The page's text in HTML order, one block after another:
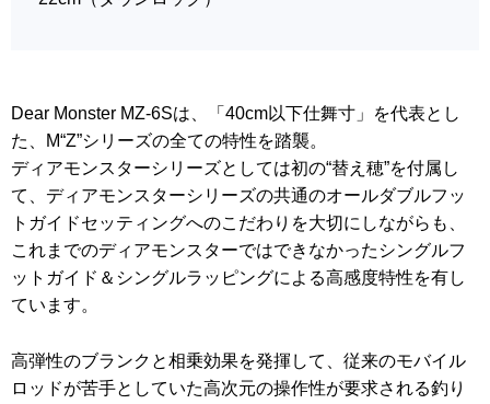
Dear Monster MZ-6Sは、「40cm以下仕舞寸」を代表とし
た、M“Z”シリーズの全ての特性を踏襲。
ディアモンスターシリーズとしては初の“替え穂”を付属し
て、ディアモンスターシリーズの共通のオールダブルフッ
トガイドセッティングへのこだわりを大切にしながらも、
これまでのディアモンスターではできなかったシングルフ
ットガイド＆シングルラッピングによる高感度特性を有し
ています。
高弾性のブランクと相乗効果を発揮して、従来のモバイル
ロッドが苦手としていた高次元の操作性が要求される釣り